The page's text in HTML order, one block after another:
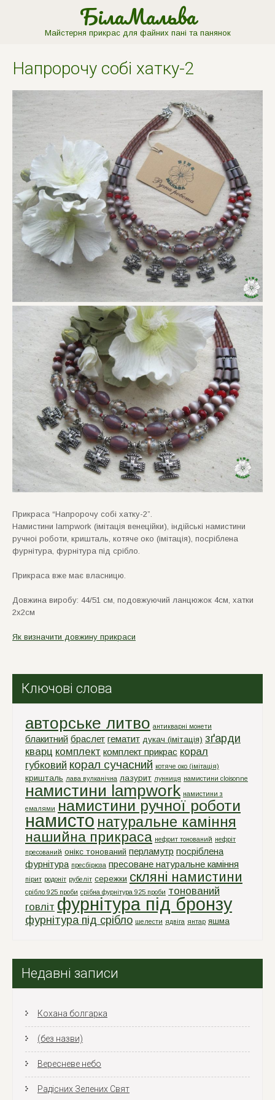
БілаМальва
Майстерня прикрас для файних пані та панянок
Напророчу собi хатку-2
Прикраса “Напророчу собi хатку-2”.
Намистини lampwork (iмiтацiя венецiйки), iндiйськi намистини
ручноi роботи, кришталь, котяче око (iмiтацiя), посрiблена
фурнiтура, фурнiтура пiд срiбло.
Прикраса вже має власницю.
Довжина виробу: 44/51 см, подовжуючий ланцюжок 4см, хатки
2х2см
Як визначити довжину прикраси
Ключові слова
авторське литво антикварні монети
блакитний браслет гематит дукач (імітація) зґарди
кварц комплект комплект прикрас корал
губковий корал сучасний котяче око (імітація)
кришталь лава вулканічна лазурит лунниця намистини cloisonne
намистини lampwork намистини з
емалями намистини ручної роботи
намисто натуральне каміння
нашийна прикраса нефрит тонований нефріт
пресований онікс тонований перламутр посріблена
фурнітура пресбірюза пресоване натуральне каміння
пірит родоніт рубеліт сережки скляні намистини
срiбло 925 проби срiбна фурнiтура 925 проби тонований
говліт фурнітура під бронзу
фурнітура під срібло шелести ядвіга янтар яшма
Недавні записи
Кохана болгарка
(без назви)
Вересневе небо
Радісних Зелених Свят